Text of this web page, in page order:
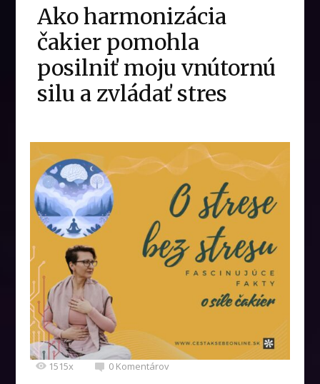
Ako harmonizácia
čakier pomohla
posilniť moju vnútornú
silu a zvládať stres
1515x 0 Komentárov